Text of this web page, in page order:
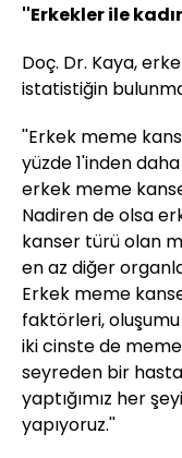
''Erkekler ile
Doç. Dr. Kaya,
istatistiğin
''Erkek meme
yüzde 1'inden
erkek meme
Nadiren de olsa
kanser türü olan
en az diğer
Erkek meme
faktörleri,
iki cinste de
seyreden bir
yaptığımız her
yapıyoruz.''